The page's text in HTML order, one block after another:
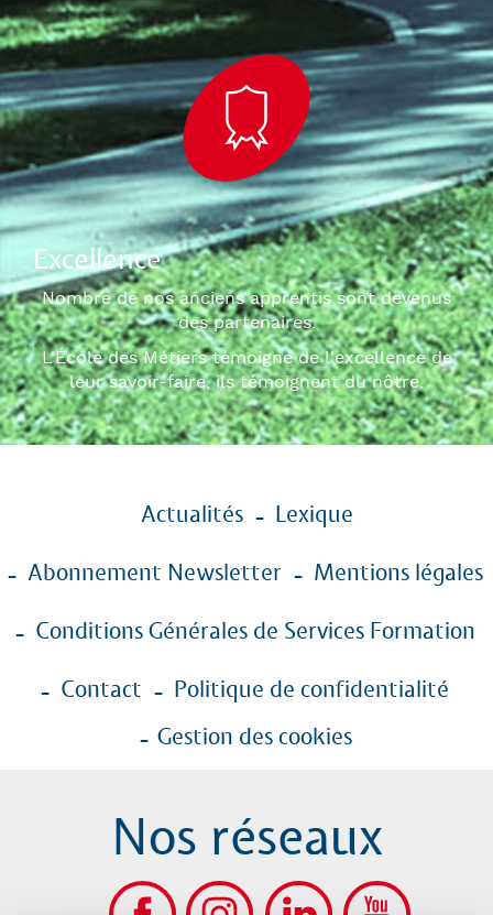
Excellence
Nombre de nos anciens apprentis sont devenus
des partenaires.
L'École des Métiers témoigne de l'excellence de
leur savoir-faire, ils témoignent du nôtre.
de
page
Actualités Lexique
Abonnement Newsletter Mentions légales
Conditions Générales de Services Formation
Contact
Politique de confidentialité
Gestion des cookies
Nos réseaux